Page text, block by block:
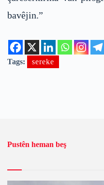
bavêjin.”
Tags: sereke
Pustên heman beş